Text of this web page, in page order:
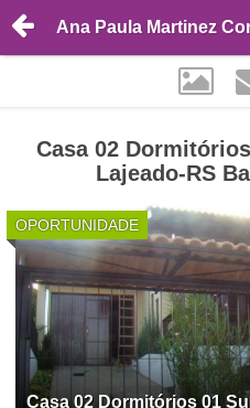
Ana Paula Martinez
Casa 02
Lajeado-RS
OPORTUNIDADE
Casa 02 Dormitórios 01